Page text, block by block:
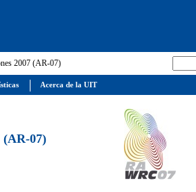
2007 (AR-07)
(AR-07)
Acerca de la UIT